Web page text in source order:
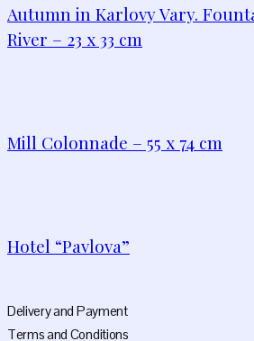
Autumn in Karlovy Vary.
River – 23 x 33 cm
Mill Colonnade – 55 x 74 cm
Hotel “Pavlova”
Delivery and Payment
Terms and Conditions